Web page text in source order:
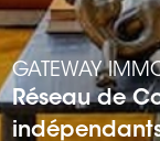
GATEWAY
Réseau de